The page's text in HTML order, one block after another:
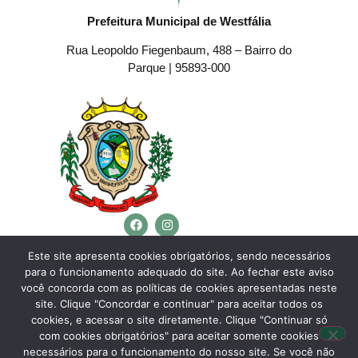
Prefeitura Municipal de Westfália
Rua Leopoldo Fiegenbaum, 488 – Bairro do
Parque | 95893-000
E-mail:westfalia@westfalia.rs.gov.br
Horário de Atendimento:
Segunda a sexta-feira:
Este site apresenta cookies obrigatórios, sendo necessários
para o funcionamento adequado do site. Ao fechar este aviso
você concorda com as políticas de cookies apresentadas neste
site. Clique "Concordar e continuar" para aceitar todos os
cookies, e acessar o site diretamente. Clique "Continuar só
com cookies obrigatórios" para aceitar somente cookies
necessários para o funcionamento do nosso site. Se você não